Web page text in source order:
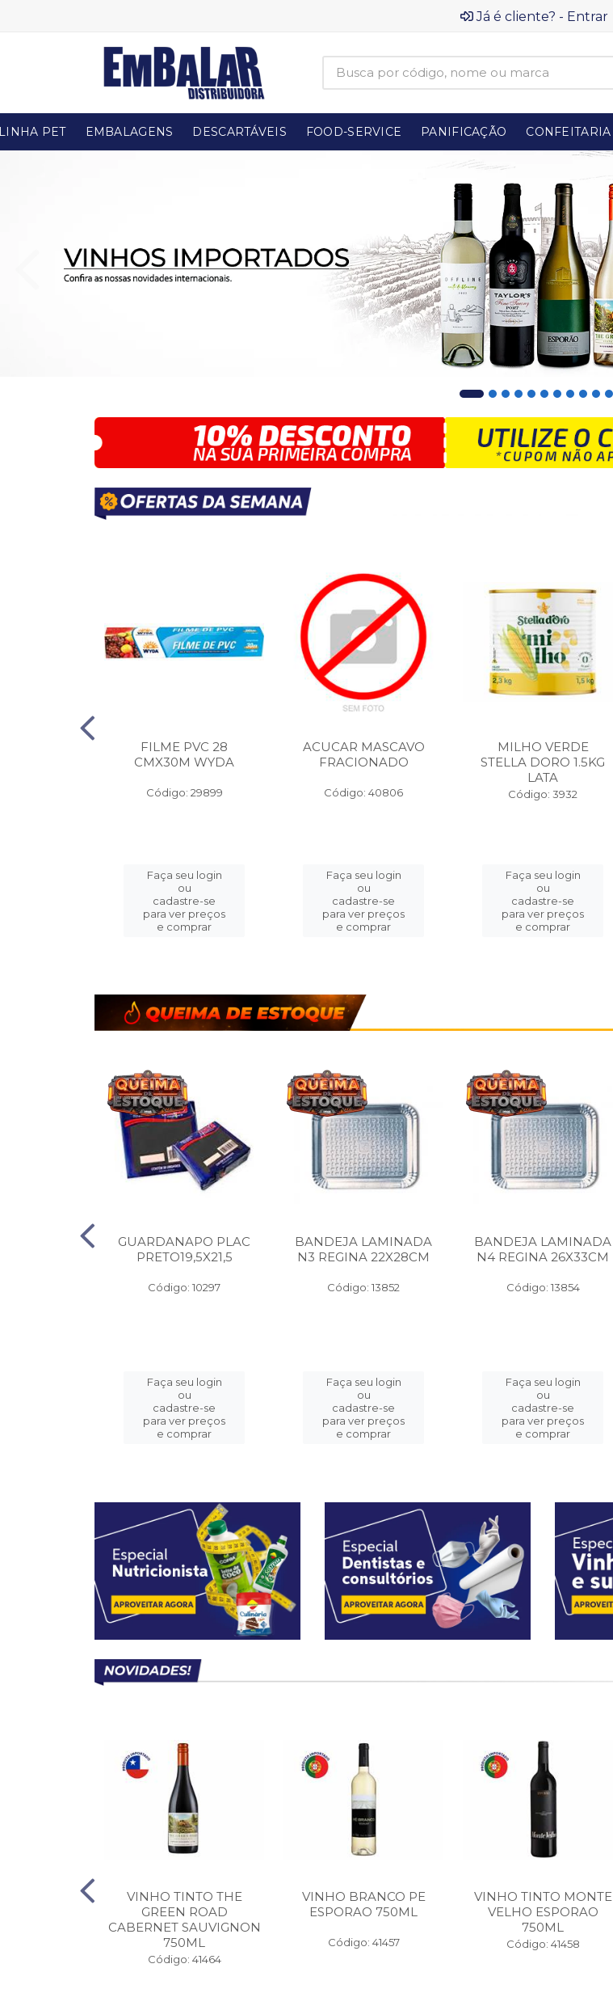
Já é cliente? - Entrar
PET EMBALAGENS DESCARTÁVEIS FOOD-SERVICE PANIFICAÇÃO CONFEITARIA
FILME PVC 28
CMX30M WYDA
Código: 29899
Faça seu login
ou
cadastre-se
para ver preços
e comprar
ACUCAR MASCAVO
FRACIONADO
Código: 40806
Faça seu login
ou
cadastre-se
para ver preços
e comprar
MILHO VERDE
STELLA DORO 1.5KG
LATA
Código: 3932
Faça seu login
ou
cadastre-se
para ver preços
e comprar
GUARDANAPO PLAC
PRETO19,5X21,5
Código: 10297
Faça seu login
ou
cadastre-se
para ver preços
e comprar
BANDEJA LAMINADA
N3 REGINA 22X28CM
Código: 13852
Faça seu login
ou
cadastre-se
para ver preços
e comprar
BANDEJA LAMINADA
N4 REGINA 26X33CM
Código: 13854
Faça seu login
ou
cadastre-se
para ver preços
e comprar
VINHO TINTO THE
GREEN ROAD
CABERNET SAUVIGNON
750ML
Código: 41464
VINHO BRANCO PE
ESPORAO 750ML
Código: 41457
VINHO TINTO MONTE
VELHO ESPORAO
750ML
Código: 41458